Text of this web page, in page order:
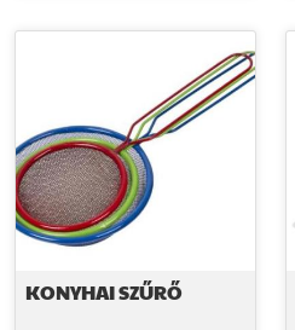
KONYHAI SZŰRŐ